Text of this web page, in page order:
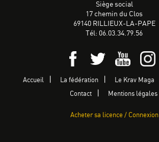
Siège social
17 chemin du Clos
69140 RILLIEUX-LA-PAPE
Tél: 06.03.34.79.56
Accueil La fédération Le Krav Maga
Contact Mentions légales
Acheter sa licence / Connexion